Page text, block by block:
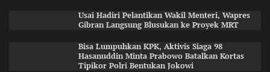
Usai Hadiri Pelantikan Wakil Menteri, Wapres
Gibran Langsung Blusukan ke Proyek MRT
Bisa Lumpuhkan KPK, Aktivis Siaga 98
Hasanuddin Minta Prabowo Batalkan Kortas
Tipikor Polri Bentukan Jokowi